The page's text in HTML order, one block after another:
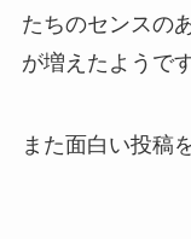
たちのセンスの
が増えたようです
また面白い投稿